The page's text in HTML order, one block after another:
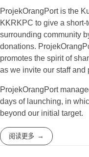
ProjekOrangPort is the
KKRKPC to give a short-
surrounding community
donations.
promotes the spirit of
as we invite our staff and
ProjekOrangPort
days of launching, in
beyond our initial target.
阅读更多